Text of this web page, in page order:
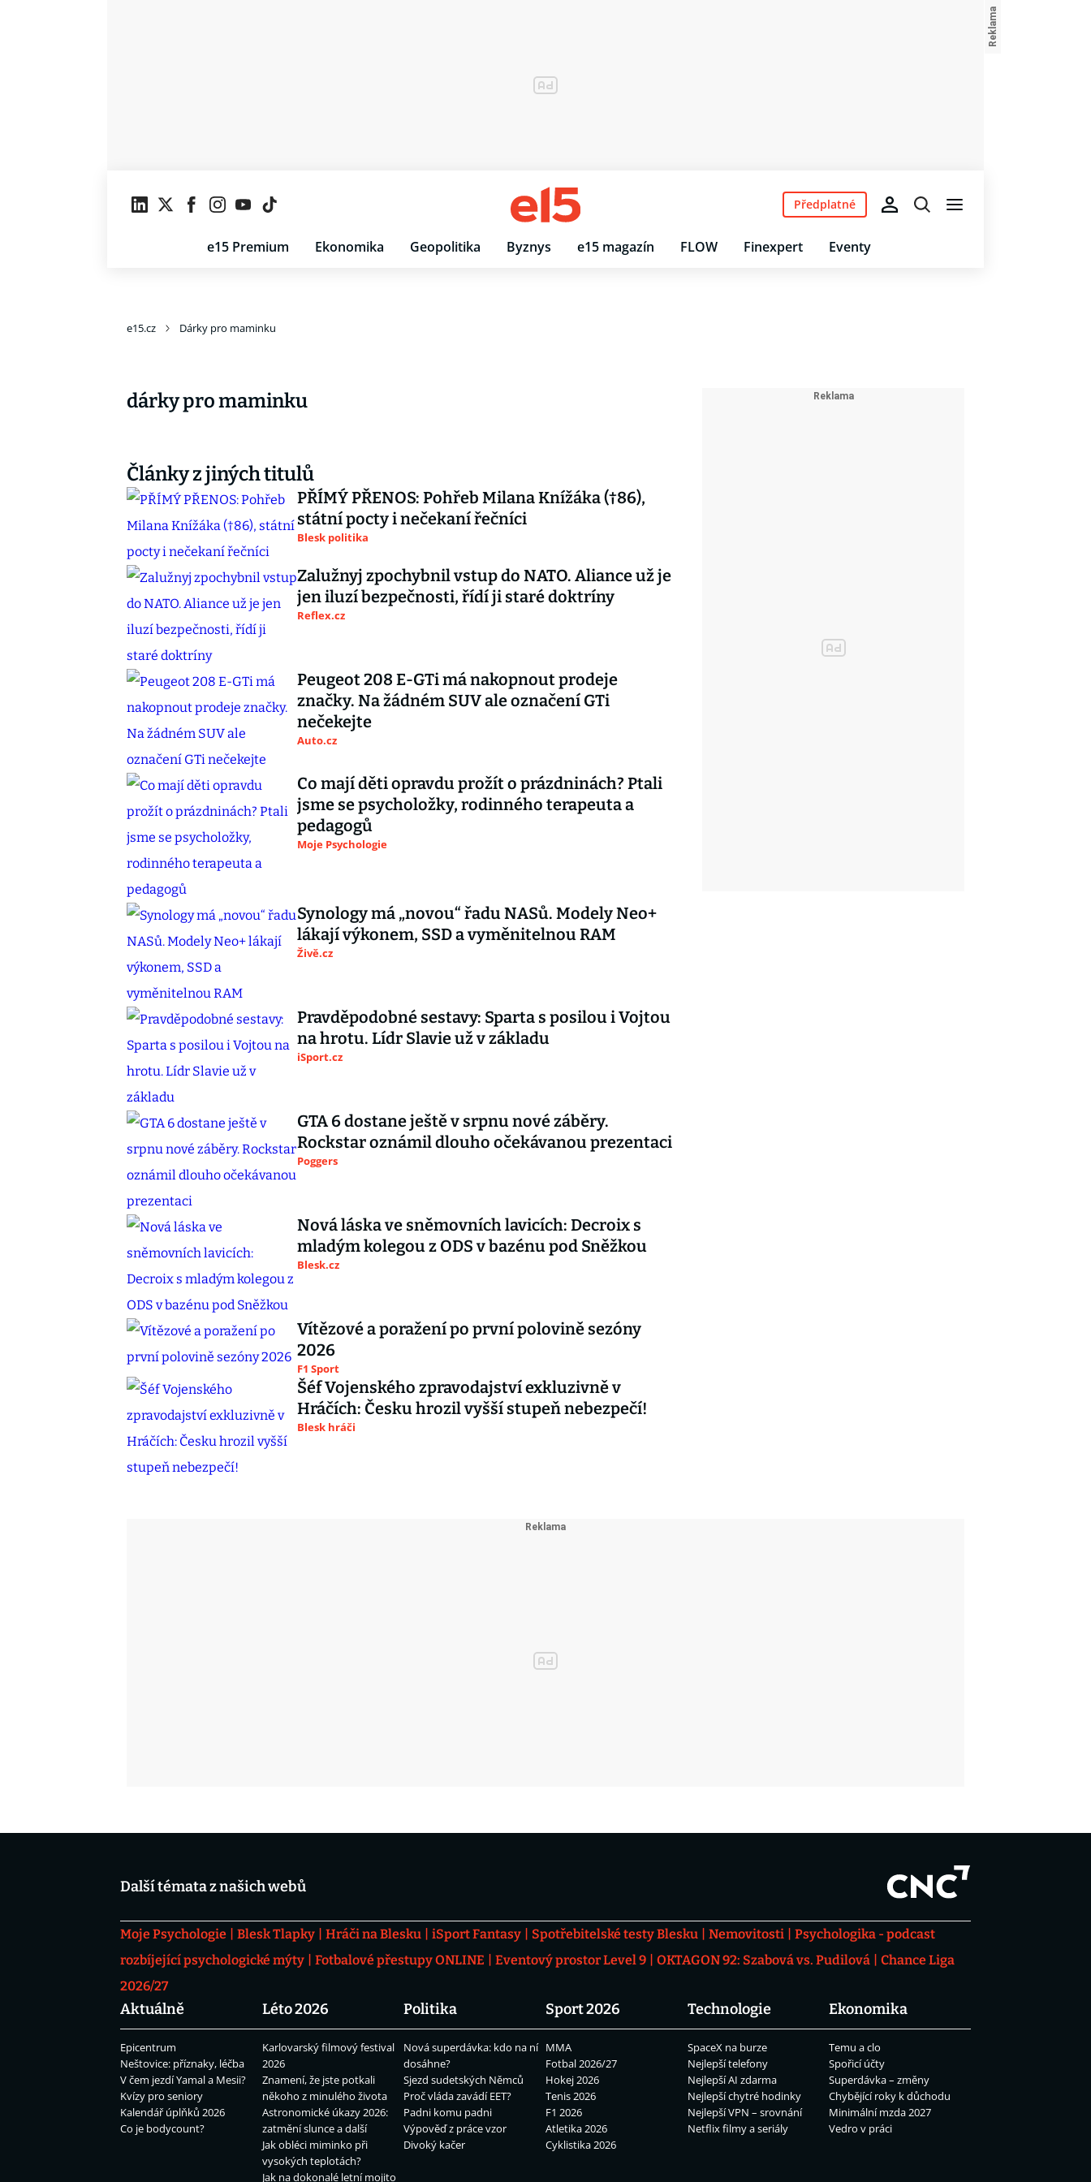
e15 Premium Ekonomika Geopolitika Byznys e15 magazín FLOW Finexpert Eventy
Předplatné
e15.cz Dárky pro maminku
dárky pro maminku
Články z jiných titulů
PŘÍMÝ PŘENOS: Pohřeb Milana Knížáka (†86),
státní pocty i nečekaní řečníci
Blesk politika
Zalužnyj zpochybnil vstup do NATO. Aliance už je
jen iluzí bezpečnosti, řídí ji staré doktríny
Reflex.cz
Peugeot 208 E-GTi má nakopnout prodeje
značky. Na žádném SUV ale označení GTi
nečekejte
Auto.cz
Co mají děti opravdu prožít o prázdninách? Ptali
jsme se psycholožky, rodinného terapeuta a
pedagogů
Moje Psychologie
Synology má „novou“ řadu NASů. Modely Neo+
lákají výkonem, SSD a vyměnitelnou RAM
Živě.cz
Pravděpodobné sestavy: Sparta s posilou i Vojtou
na hrotu. Lídr Slavie už v základu
iSport.cz
GTA 6 dostane ještě v srpnu nové záběry.
Rockstar oznámil dlouho očekávanou prezentaci
Poggers
Nová láska ve sněmovních lavicích: Decroix s
mladým kolegou z ODS v bazénu pod Sněžkou
Blesk.cz
Vítězové a poražení po první polovině sezóny
2026
F1 Sport
Šéf Vojenského zpravodajství exkluzivně v
Hráčích: Česku hrozil vyšší stupeň nebezpečí!
Blesk hráči
Další témata z našich webů
Moje Psychologie Blesk Tlapky Hráči na Blesku iSport Fantasy Spotřebitelské testy Blesku Nemovitosti
Psychologika - podcast
rozbíjející psychologické mýty
Fotbalové přestupy ONLINE Eventový prostor Level 9 OKTAGON 92: Szabová vs. Pudilová
Chance Liga
2026/27
Aktuálně
Epicentrum
Neštovice: příznaky, léčba
V čem jezdí Yamal a Mesii?
Kvízy pro seniory
Kalendář úplňků 2026
Co je bodycount?
Léto 2026
Karlovarský filmový festival
2026
Znamení, že jste potkali
někoho z minulého života
Astronomické úkazy 2026:
zatmění slunce a další
Jak obléci miminko při
vysokých teplotách?
Jak na dokonalé letní mojito
Politika
Nová superdávka: kdo na ní
dosáhne?
Sjezd sudetských Němců
Proč vláda zavádí EET?
Padni komu padni
Výpověď z práce vzor
Divoký kačer
Sport 2026
MMA
Fotbal 2026/27
Hokej 2026
Tenis 2026
F1 2026
Atletika 2026
Cyklistika 2026
Technologie
SpaceX na burze
Nejlepší telefony
Nejlepší AI zdarma
Nejlepší chytré hodinky
Nejlepší VPN – srovnání
Netflix filmy a seriály
Ekonomika
Temu a clo
Spořicí účty
Superdávka – změny
Chybějící roky k důchodu
Minimální mzda 2027
Vedro v práci